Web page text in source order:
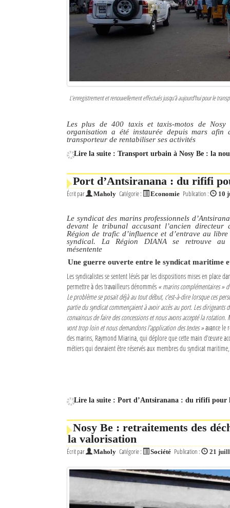
Les Petites Annonces
La Tribune de Diego en PDF
Identifiant oublié ?
L’enregistrement et renouvellement effectués jusqu’à aujourd’hui pour le
Les plus de 400 taxis et taxis-motos de
organisation a été instaurée depuis mars
transporteur de rentabiliser ses activités
Lire la suite : Transport urbain à Nosy Be : la
Port d’Antsiranana : du rififi
Écrit par Maholy Catégorie : Economie Publication : 10
Le syndicat des marins professionnels
devant le tribunal accusant l’ancien directeur
Région de trafic d’influence et d’entrave au
syndical. La Région DIANA se retrouve
mésentente
Une guerre ouverte entre le syndicat maritime
Les syndicalistes se sentent lésés par les dispositions mises en place
permettre à des travailleurs dénommés « marins complémentaires »
Le problème se posait déjà au tout début, c’est-à-dire lorsque ces
partie du syndicat commençaient à avoir accès au port. Les dirigeants
convaincus de faire des concessions et nous avons accepté la rotation.
vont trop loin et nous demandons l’application des textes »avance le
des marins, Raymond Miarina, qui déplore que cette main d’œuvre
métiers qui devraient être réservés aux membres du syndicat
Lire la suite : Port d’Antsiranana : du rififi pour
Nosy Be : retraitements des
la valorisation
Écrit par Maholy Catégorie : Société Publication : 21